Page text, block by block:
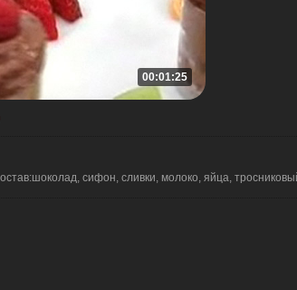
00:01:25
сифон, сливки, молоко, яйца,